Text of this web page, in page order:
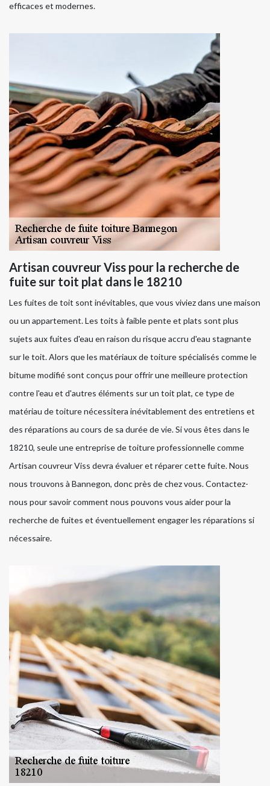
efficaces et modernes.
Artisan couvreur Viss pour la recherche de
fuite sur toit plat dans le 18210
Les fuites de toit sont inévitables, que vous viviez dans une maison
ou un appartement. Les toits à faible pente et plats sont plus
sujets aux fuites d'eau en raison du risque accru d'eau stagnante
sur le toit. Alors que les matériaux de toiture spécialisés comme le
bitume modifié sont conçus pour offrir une meilleure protection
contre l'eau et d'autres éléments sur un toit plat, ce type de
matériau de toiture nécessitera inévitablement des entretiens et
des réparations au cours de sa durée de vie. Si vous êtes dans le
18210, seule une entreprise de toiture professionnelle comme
Artisan couvreur Viss devra évaluer et réparer cette fuite. Nous
nous trouvons à Bannegon, donc près de chez vous. Contactez-
nous pour savoir comment nous pouvons vous aider pour la
recherche de fuites et éventuellement engager les réparations si
nécessaire.